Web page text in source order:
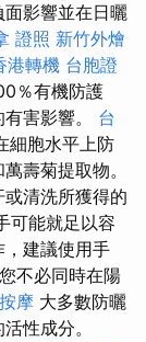
影響並在日曬
證照 新竹外燴
港轉機 台胞證
％有機防護
害影響。 台
細胞水平上防
壽菊提取物。
清洗所獲得的
可能就足以容
建議使用手
不必同時在陽
摩 大多數防曬
性成分。